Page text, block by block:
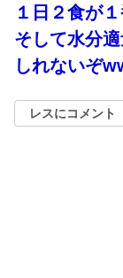
１日２食が
そして水分
しれないぞ
レスにコメント